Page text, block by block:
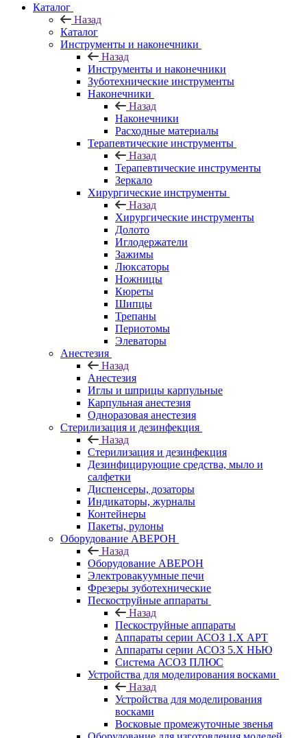
Каталог
Назад
Каталог
Инструменты и наконечники
Назад
Инструменты и наконечники
Зуботехнические инструменты
Наконечники
Назад
Наконечники
Расходные материалы
Терапевтические инструменты
Назад
Терапевтические инструменты
Зеркало
Хирургические инструменты
Назад
Хирургические инструменты
Долото
Иглодержатели
Зажимы
Люксаторы
Ножницы
Кюреты
Шипцы
Трепаны
Периотомы
Элеваторы
Анестезия
Назад
Анестезия
Иглы и шприцы карпульные
Карпульная анестезия
Одноразовая анестезия
Стерилизация и дезинфекция
Назад
Стерилизация и дезинфекция
Дезинфицирующие средства, мыло и
салфетки
Диспенсеры, дозаторы
Индикаторы, журналы
Контейнеры
Пакеты, рулоны
Оборудование АВЕРОН
Назад
Оборудование АВЕРОН
Электровакуумные печи
Фрезеры зуботехнические
Пескоструйные аппараты
Назад
Пескоструйные аппараты
Аппараты серии АСОЗ 1.Х АРТ
Аппараты серии АСОЗ 5.Х НЬЮ
Система АСОЗ ПЛЮС
Устройства для моделирования восками
Назад
Устройства для моделирования
восками
Восковые промежуточные звенья